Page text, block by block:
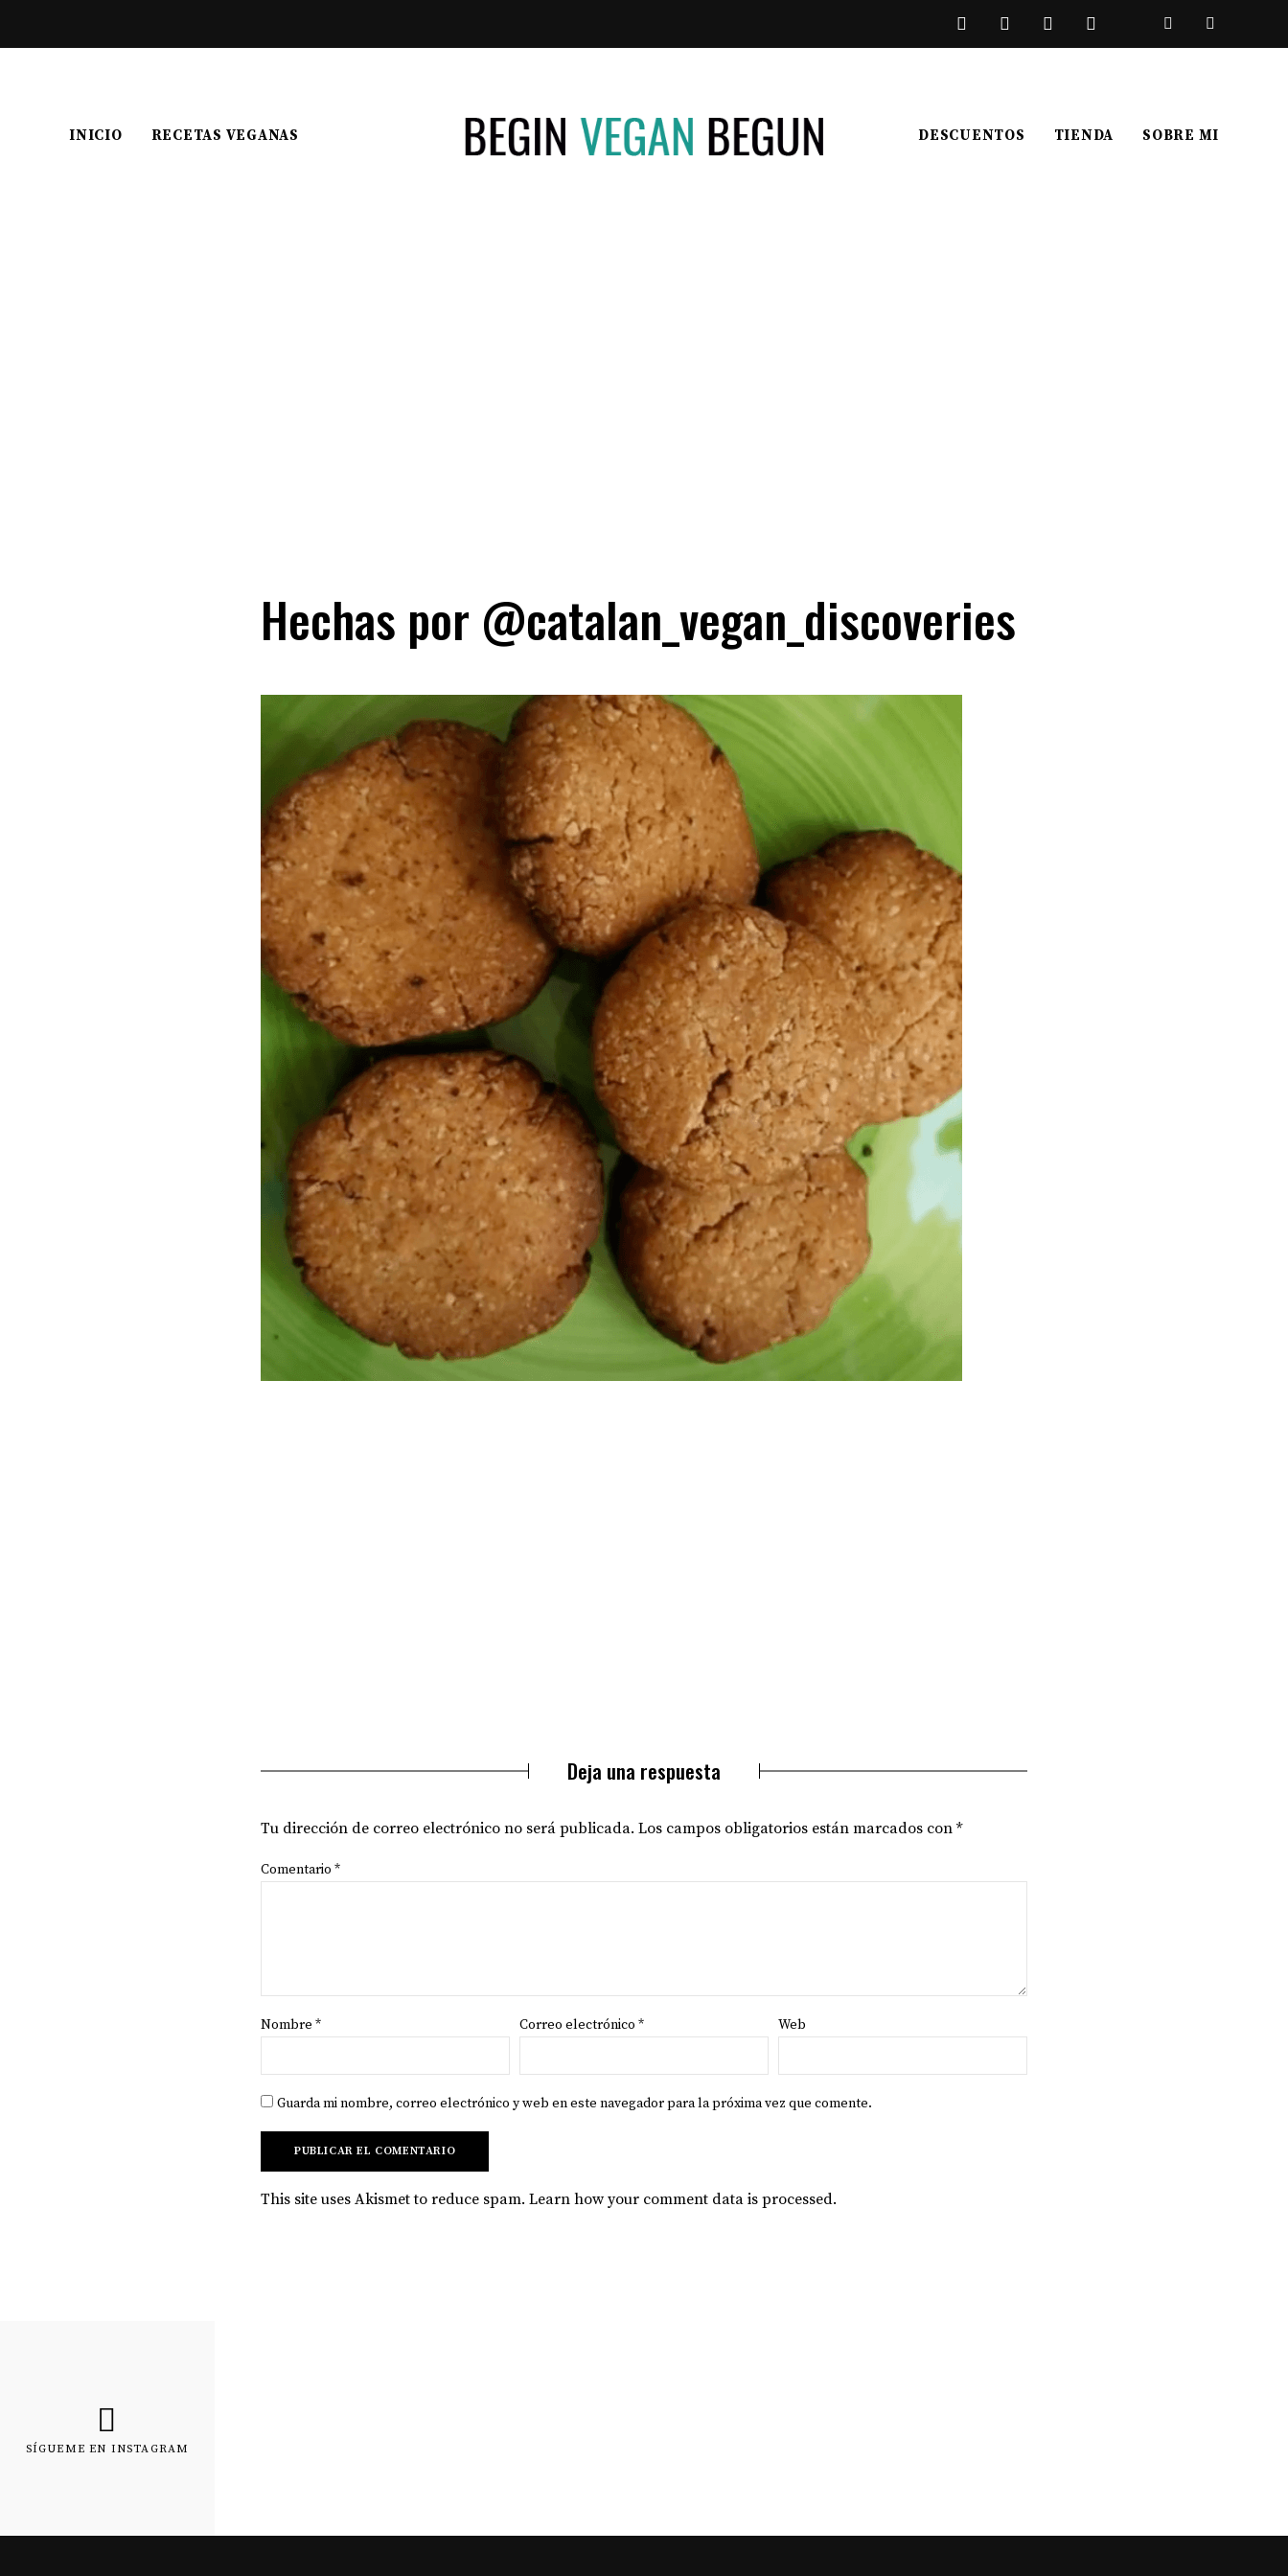
INICIO RECETAS VEGANAS DESCUENTOS TIENDA SOBRE MI
Hechas por @catalan_vegan_discoveries
Deja una respuesta
Tu dirección de correo electrónico no será publicada. Los campos obligatorios están marcados con *
Comentario *
Nombre * Correo electrónico * Web
Guarda mi nombre, correo electrónico y web en este navegador para la próxima vez que comente.
This site uses Akismet to reduce spam. Learn how your comment data is processed.
SÍGUEME EN INSTAGRAM